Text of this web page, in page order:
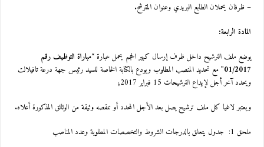
– ظرفان يحملان الطابع البريدي وعنوان المترشح.
المادة الرابعة:
يوضع ملف الترشيح داخل ظرف إرسال كبير الحجم يحمل عبارة “مباراة التوظيف رقم
01/2017” مع تحديد المنصب المطلوب ويودع بالكتابة الخاصة للسيد رئيس جهة درعة تافيلالت
ويحدد آخر أجل لإيداع الترشيحات 15 فبراير 2017؛
ويعتبر لاغيا كل ملف ترشيح يصل بعد الأجل المحدد أو تنقصه وثيقة من الوثائق المذكورة أعلاه.
ملحق 1: جدول يتعلق بالدرجات الشروط والتخصصات المطلوبة وعدد المناصب